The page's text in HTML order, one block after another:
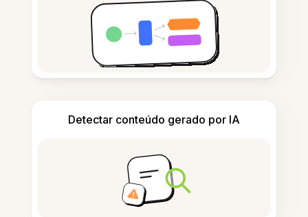
Detectar conteúdo gerado por IA